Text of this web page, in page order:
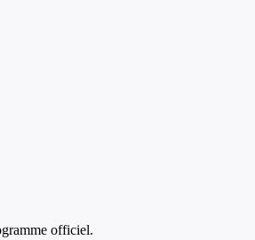
officiel.